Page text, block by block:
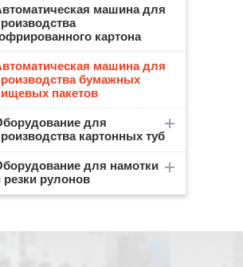
машина для
картона
машина для
бумажных
пакетов
для
картонных туб
для намотки
резки рулонов